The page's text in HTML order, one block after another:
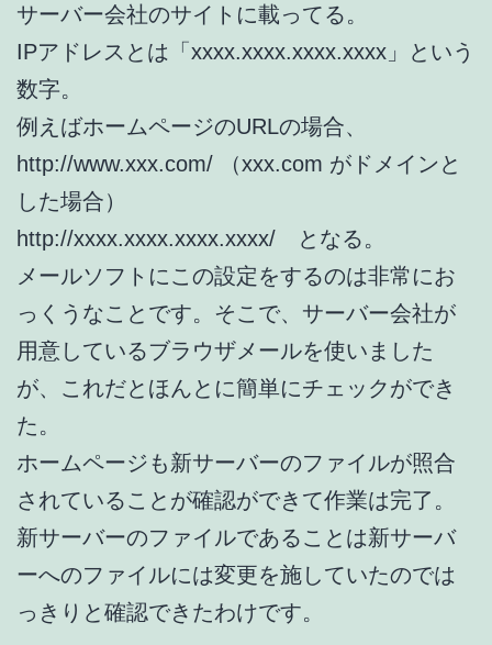
サーバー会社のサイトに載ってる。
IPアドレスとは「xxxx.xxxx.xxxx.xxxx」という
数字。
例えばホームページのURLの場合、
http://www.xxx.com/ （xxx.com がドメインと
した場合）
http://xxxx.xxxx.xxxx.xxxx/ となる。
メールソフトにこの設定をするのは非常にお
っくうなことです。そこで、サーバー会社が
用意しているブラウザメールを使いました
が、これだとほんとに簡単にチェックができ
た。
ホームページも新サーバーのファイルが照合
されていることが確認ができて作業は完了。
新サーバーのファイルであることは新サーバ
ーへのファイルには変更を施していたのでは
っきりと確認できたわけです。